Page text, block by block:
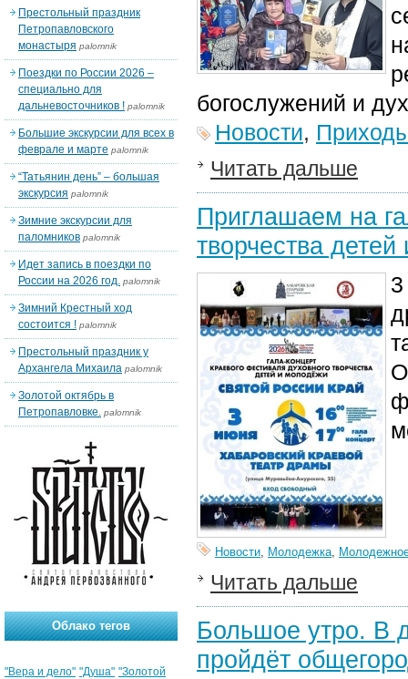
богослужений и
Новости,
Читать дальше
Приглашаем на
творчества
Новости, Молодежка,
Читать дальше
Большое утро. В
пройдёт
Престольный праздник
Петропавловского
монастыря palomnik
Поездки по России 2026 –
специально для
дальневосточников ! palomnik
Большие экскурсии для всех в
феврале и марте palomnik
“Татьянин день” – большая
экскурсия palomnik
Зимние экскурсии для
паломников palomnik
Идет запись в поездки по
России на 2026 год. palomnik
Зимний Крестный ход
состоится ! palomnik
Престольный праздник у
Архангела Михаила palomnik
Золотой октябрь в
Петропавловке. palomnik
Облако тегов
"Вера и дело" "Душа" "Золотой